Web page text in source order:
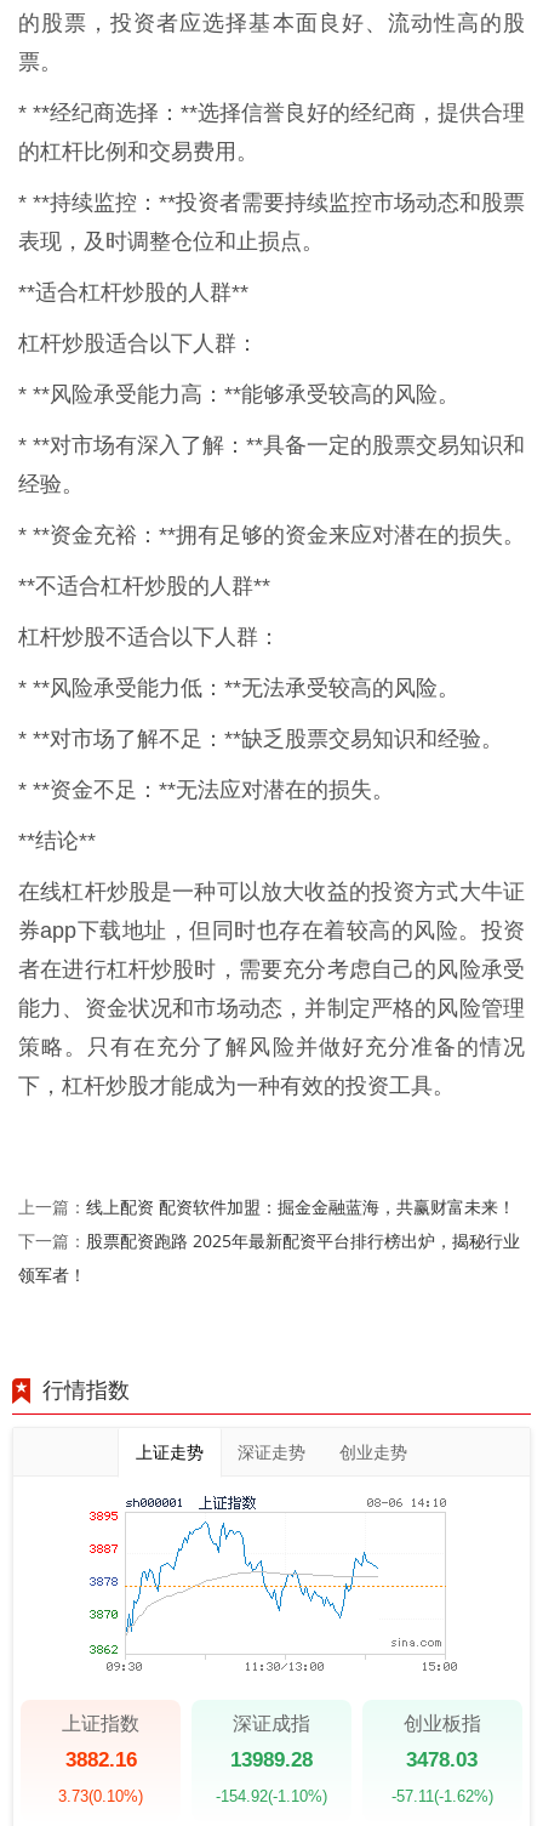
的股票，投资者应选择基本面良好、流动性高的股
票。
* **经纪商选择：**选择信誉良好的经纪商，提供合理
的杠杆比例和交易费用。
* **持续监控：**投资者需要持续监控市场动态和股票
表现，及时调整仓位和止损点。
**适合杠杆炒股的人群**
杠杆炒股适合以下人群：
* **风险承受能力高：**能够承受较高的风险。
* **对市场有深入了解：**具备一定的股票交易知识和
经验。
* **资金充裕：**拥有足够的资金来应对潜在的损失。
**不适合杠杆炒股的人群**
杠杆炒股不适合以下人群：
* **风险承受能力低：**无法承受较高的风险。
* **对市场了解不足：**缺乏股票交易知识和经验。
* **资金不足：**无法应对潜在的损失。
**结论**
在线杠杆炒股是一种可以放大收益的投资方式大牛证
券app下载地址，但同时也存在着较高的风险。投资
者在进行杠杆炒股时，需要充分考虑自己的风险承受
能力、资金状况和市场动态，并制定严格的风险管理
策略。只有在充分了解风险并做好充分准备的情况
下，杠杆炒股才能成为一种有效的投资工具。
上一篇： 线上配资 配资软件加盟：掘金金融蓝海，共赢财富未来！
下一篇： 股票配资跑路 2025年最新配资平台排行榜出炉，揭秘行业
领军者！
行情指数
上证走势 深证走势 创业走势
上证指数
3882.16
3.73(0.10%)
深证成指
13989.28
-154.92(-1.10%)
创业板指
3478.03
-57.11(-1.62%)